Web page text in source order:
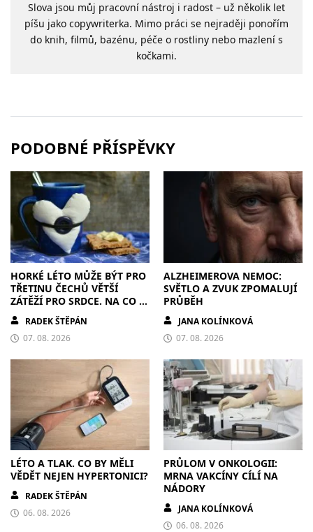
Slova jsou můj pracovní nástroj i radost – už několik let
píšu jako copywriterka. Mimo práci se nejraději ponořím
do knih, filmů, bazénu, péče o rostliny nebo mazlení s
kočkami.
PODOBNÉ PŘÍSPĚVKY
HORKÉ LÉTO MŮŽE BÝT PRO
TŘETINU ČECHŮ VĚTŠÍ
ZÁTĚŽÍ PRO SRDCE. NA CO SI
DÁT POZOR?
RADEK ŠTĚPÁN
07. 08. 2026
ALZHEIMEROVA NEMOC:
SVĚTLO A ZVUK ZPOMALUJÍ
PRŮBĚH
JANA KOLÍNKOVÁ
07. 08. 2026
LÉTO A TLAK. CO BY MĚLI
VĚDĚT NEJEN HYPERTONICI?
RADEK ŠTĚPÁN
06. 08. 2026
PRŮLOM V ONKOLOGII:
MRNA VAKCÍNY CÍLÍ NA
NÁDORY
JANA KOLÍNKOVÁ
06. 08. 2026